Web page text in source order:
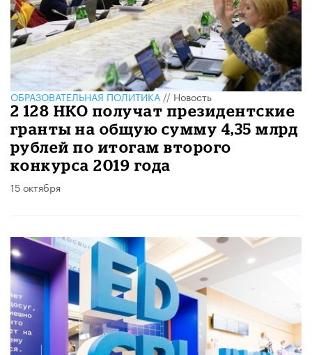
ОБРАЗОВАТЕЛЬНАЯ ПОЛИТИКА //Новость
2 128 НКО получат президентские
гранты на общую сумму 4,35 млрд
рублей по итогам второго
конкурса 2019 года
15 октября